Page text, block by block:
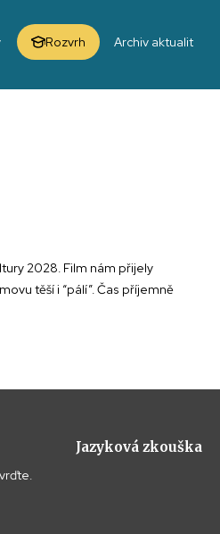
Rozvrh Archiv aktualit
2028. Film nám přijely
těší i “pálí”. Čas příjemně
Jazyková zkouška